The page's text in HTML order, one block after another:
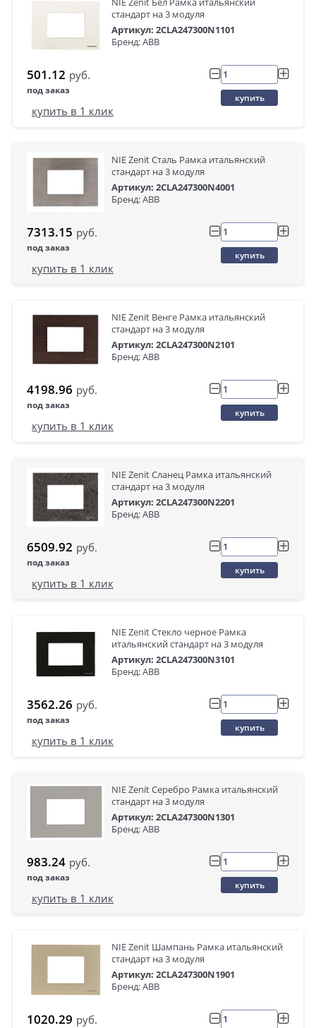
стандарт на 3 модуля
Артикул: 2CLA247300N1101
Бренд: ABB
501.12 руб.
под заказ
купить
купить в 1 клик
NIE Zenit Сталь Рамка итальянский
стандарт на 3 модуля
Артикул: 2CLA247300N4001
Бренд: ABB
7313.15 руб.
под заказ
купить
купить в 1 клик
NIE Zenit Венге Рамка итальянский
стандарт на 3 модуля
Артикул: 2CLA247300N2101
Бренд: ABB
4198.96 руб.
под заказ
купить
купить в 1 клик
NIE Zenit Сланец Рамка итальянский
стандарт на 3 модуля
Артикул: 2CLA247300N2201
Бренд: ABB
6509.92 руб.
под заказ
купить
купить в 1 клик
NIE Zenit Стекло черное Рамка
итальянский стандарт на 3 модуля
Артикул: 2CLA247300N3101
Бренд: ABB
3562.26 руб.
под заказ
купить
купить в 1 клик
NIE Zenit Серебро Рамка итальянский
стандарт на 3 модуля
Артикул: 2CLA247300N1301
Бренд: ABB
983.24 руб.
под заказ
купить
купить в 1 клик
NIE Zenit Шампань Рамка итальянский
стандарт на 3 модуля
Артикул: 2CLA247300N1901
Бренд: ABB
1020.29 руб.